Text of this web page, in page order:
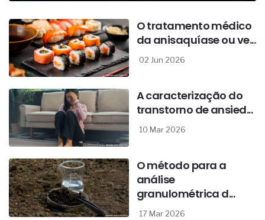
O tratamento médico
da anisaquíase ou ve...
02 Jun 2026
A caracterização do
transtorno de ansied...
10 Mar 2026
O método para a
análise
granulométrica d...
17 Mar 2026